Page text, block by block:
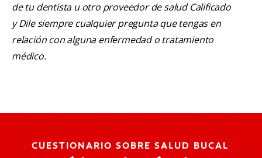
de tu dentista u otro proveedor de salud Calificado
y Dile siempre cualquier pregunta que tengas en
relación con alguna enfermedad o tratamiento
médico.
CUESTIONARIO SOBRE SALUD BUCAL